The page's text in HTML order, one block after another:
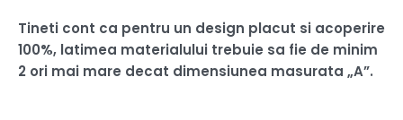
Tineti cont ca pentru un design placut si acoperire
100%, latimea materialului trebuie sa fie de minim
2 ori mai mare decat dimensiunea masurata „A”.